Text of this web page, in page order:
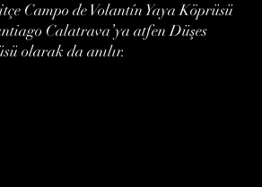
Campo de Volantín Yaya Köprüsü
Calatrava’ya atfen Düşes
olarak da anılır.